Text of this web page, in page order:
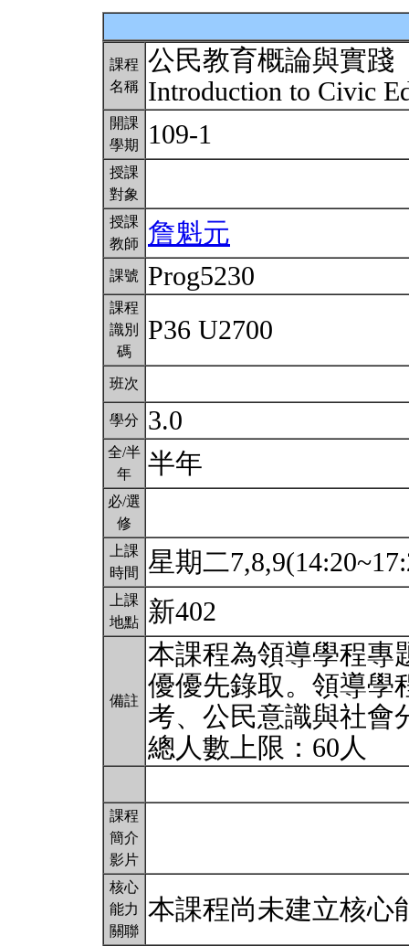
課程
名稱
公民教育概論與實踐
Introduction to Civic
開課
學期
109-1
授課
對象
授課
教師
詹魁元
課號 Prog5230
課程
識別
碼
P36 U2700
班次
學分 3.0
全/半
年
半年
必/選
修
上課
時間
星期二
上課
地點
新402
備註
本課程為領導學程專
優優先錄取。領導學
考、公民意識與社會
總人數上限：60人
課程
簡介
影片
核心
能力
關聯
本課程尚未建立核心